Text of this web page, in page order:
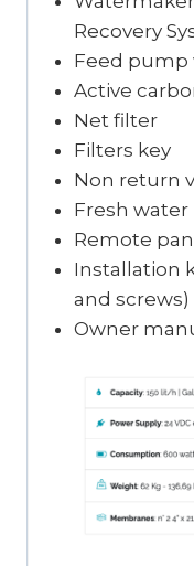
Recovery
Feed pump
Active
Net filter
Filters key
Non return
Fresh water
Remote
Installation
and screws)
Owner